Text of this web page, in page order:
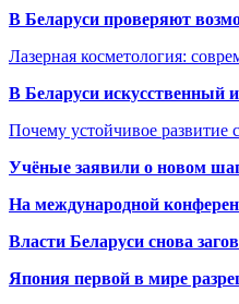
В Беларуси проверяют
Лазерная косметология:
В Беларуси искусственный
Почему устойчивое развитие
Учёные заявили о новом
На международной
Власти Беларуси снова
Япония первой в мире